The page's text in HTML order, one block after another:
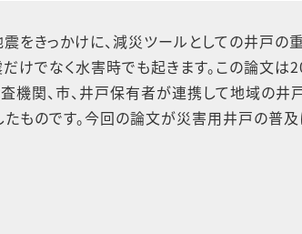
をきっかけに、減災ツールとしての井戸の
けでなく水害時でも起きます。この論文は
機関、市、井戸保有者が連携して地域の井
ものです。今回の論文が災害用井戸の普